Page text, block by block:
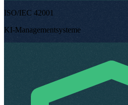
ISO/IEC 42001
KI-Managementsysteme